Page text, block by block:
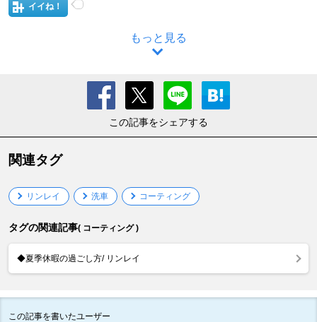
イイね！
もっと見る
この記事をシェアする
関連タグ
リンレイ 洗車 コーティング
タグの関連記事( コーティング )
◆夏季休暇の過ごし方/ リンレイ
この記事を書いたユーザー